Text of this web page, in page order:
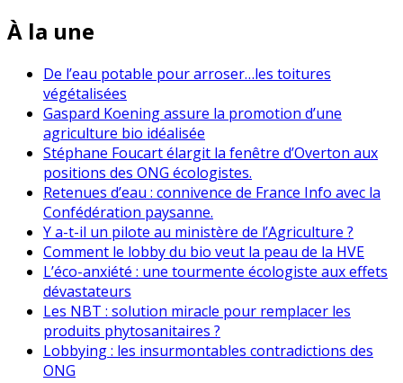
À la une
De l’eau potable pour arroser…les toitures
végétalisées
Gaspard Koening assure la promotion d’une
agriculture bio idéalisée
Stéphane Foucart élargit la fenêtre d’Overton aux
positions des ONG écologistes.
Retenues d’eau : connivence de France Info avec la
Confédération paysanne.
Y a-t-il un pilote au ministère de l’Agriculture ?
Comment le lobby du bio veut la peau de la HVE
L’éco-anxiété : une tourmente écologiste aux effets
dévastateurs
Les NBT : solution miracle pour remplacer les
produits phytosanitaires ?
Lobbying : les insurmontables contradictions des
ONG